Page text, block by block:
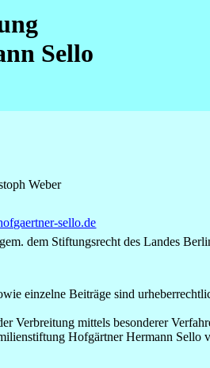
Sello
Weber
sello.de
dem Stiftungsrecht des Landes
einzelne Beiträge sind
Verbreitung mittels besonderer
Hofgärtner Hermann Sello